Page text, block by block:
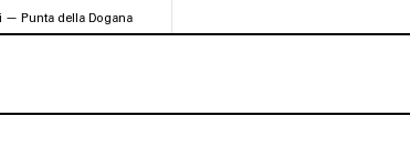
— Punta della Dogana